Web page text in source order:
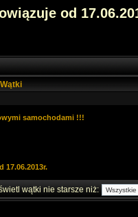
od
Wątki
samochodami !!!
17.06.2013r.
wątki nie starsze niż: